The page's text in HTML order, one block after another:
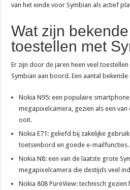
van het einde voor Symbian als actief
Wat zijn
toestellen met
Er zijn door de jaren heen veel
Symbian aan boord. Een aantal
Nokia N95: een populaire
megapixelcamera, gezien als een
ooit.
Nokia E71: geliefd bij zakelijke
toetsenbord en goede e-mailfuncties.
Nokia N8: een van de laatste grote
megapixelcamera die destijds veel
Nokia 808 PureView: technisch